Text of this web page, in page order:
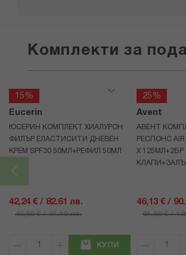
Комплекти за
15%
Eucerin
ЮСЕРИН КОМПЛЕКТ ХИАЛУРОН
ФИЛЪР ЕЛАСТИСИТИ ДНЕВЕН
КРЕМ SPF30 50МЛ+РЕФИЛ 50МЛ
42,24 € / 82.61 лв.
49,69 € / 97.19 лв.
КУПИ
25%
Avent
АВЕНТ
РЕСПОНС AIR
Х 125МЛ+2БР
46,13 € /
61,50 € /